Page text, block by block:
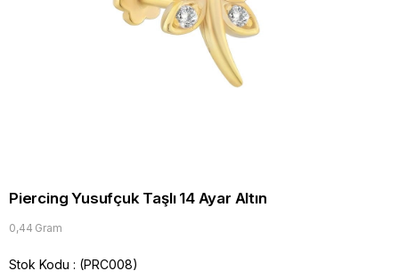
Piercing Yusufçuk Taşlı 14 Ayar Altın
0,44 Gram
Stok Kodu (PRC008)